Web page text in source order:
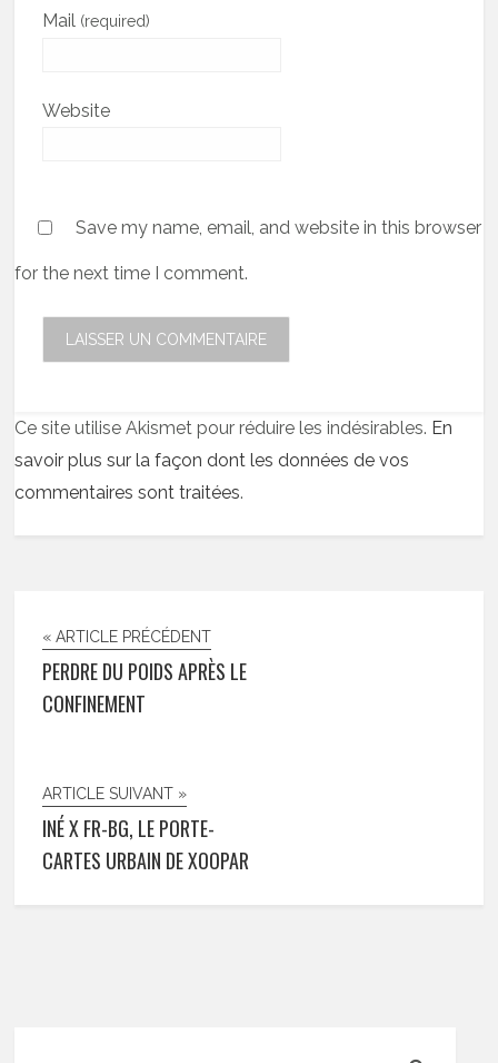
Mail (required)
Website
Save my name, email, and website in this browser
for the next time I comment.
Ce site utilise Akismet pour réduire les indésirables. En
savoir plus sur la façon dont les données de vos
commentaires sont traitées.
« ARTICLE PRÉCÉDENT
PERDRE DU POIDS APRÈS LE
CONFINEMENT
ARTICLE SUIVANT »
INÉ X FR-BG, LE PORTE-
CARTES URBAIN DE XOOPAR